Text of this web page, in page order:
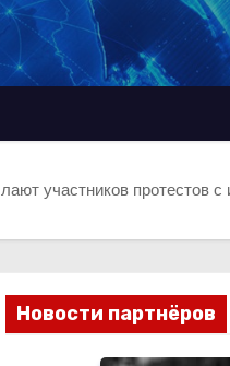
участников протестов
Новости партнёров